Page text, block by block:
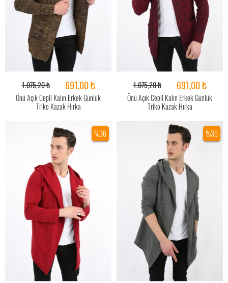
1.075,20 ₺ 691,00 ₺
Önü Açık Cepli Kalın Erkek Günlük
Triko Kazak Hırka
1.075,20 ₺ 691,00 ₺
Önü Açık Cepli Kalın Erkek Günlük
Triko Kazak Hırka
%36 %36